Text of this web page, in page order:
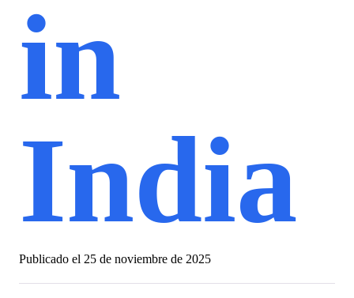
in
India
Publicado el 25 de noviembre de 2025